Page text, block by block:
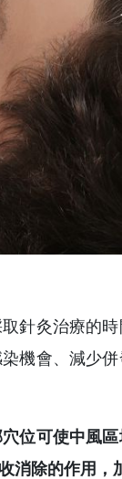
針灸治療的
機會、減少
位可使中風
消除的作用，